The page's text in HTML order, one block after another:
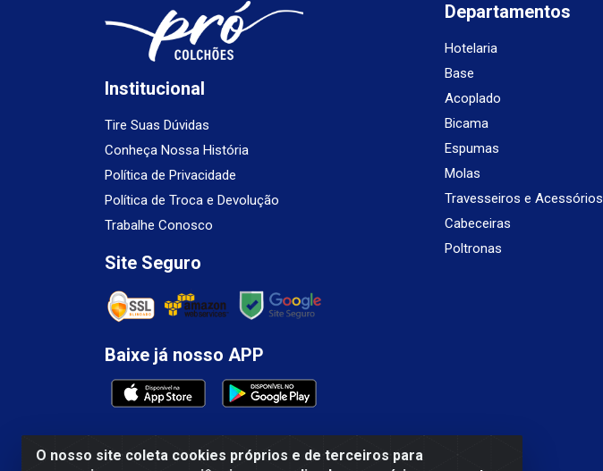
O nosso site coleta cookies próprios e de terceiros para
Institucional
Tire Suas Dúvidas
Conheça Nossa História
Política de Privacidade
Política de Troca e Devolução
Trabalhe Conosco
Site Seguro
Baixe já nosso APP
Departamentos
Hotelaria
Base
Acoplado
Bicama
Espumas
Molas
Travesseiros e Acessórios
Cabeceiras
Poltronas